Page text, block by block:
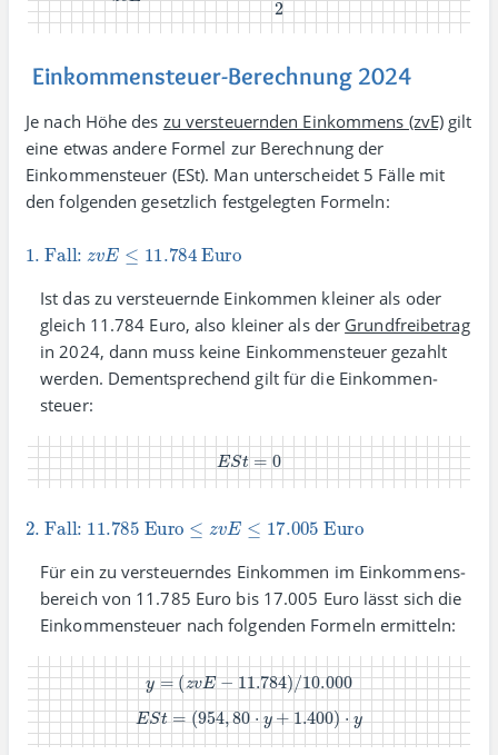
Einkommensteuer-Berechnung 2024
Je nach Höhe des zu versteuernden Einkommens (zvE) gilt
eine etwas andere Formel zur Berechnung der
Einkommen­steuer (ESt). Man unter­scheidet 5 Fälle mit
den folgenden gesetz­lich fest­gelegten Formeln:
1. Fall: E≤ 11.784 Euro
Ist das zu versteuernde Einkommen kleiner als oder
gleich 11.784 Euro, also kleiner als der Grund­frei­betrag
in 2024, dann muss keine Einkommen­steuer gezahlt
werden. Dementsprechend gilt für die Einkommen­
steuer:
ESt=0
Für ein zu versteuerndes Einkommen im Einkommens­
bereich von 11.785 Euro bis 17.005 Euro lässt sich die
Einkommen­steuer nach folgenden Formeln ermitteln:
y=(zvE−11.784)/10.000
ESt=(954,80⋅y+1.400)⋅y